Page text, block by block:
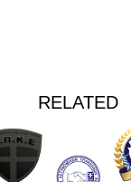
RELATED